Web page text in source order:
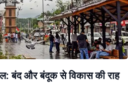
बंद और बंदूक से विकास की राह